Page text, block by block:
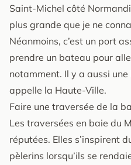
Saint-Michel côté
plus grande que je ne
Néanmoins, c’est un port
prendre un bateau pour
notamment. Il y a aussi
appelle la Haute-Ville.
Faire une traversée de la
Les traversées en baie du
réputées. Elles s’inspirent
pèlerins lorsqu’ils se